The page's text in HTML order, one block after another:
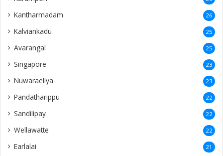
Kantharmadam 26
Kalviankadu 25
Avarangal 25
Singapore 23
Nuwaraeliya 23
Pandatharippu 22
Sandilipay 22
Wellawatte 22
Earlalai 21